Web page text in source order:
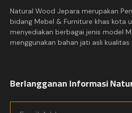
Natural Wood Jepara merupakan
bidang Mebel & Furniture khas kota
menyediakan berbagai jenis model
menggunakan bahan jati asli kualitas
Berlangganan Informasi